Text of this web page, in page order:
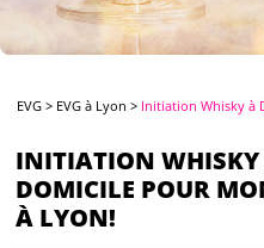
EVG > EVG à Lyon > Initiation Whisky à
INITIATION
DOMICILE POUR
À LYON!